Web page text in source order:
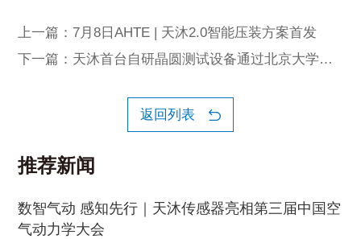
上一篇：7月8日AHTE | 天沐2.0智能压装方案首发
下一篇：天沐首台自研晶圆测试设备通过北京大学验
返回列表
推荐新闻
数智气动 感知先行｜天沐传感器亮相第三届中国空
气动力学大会